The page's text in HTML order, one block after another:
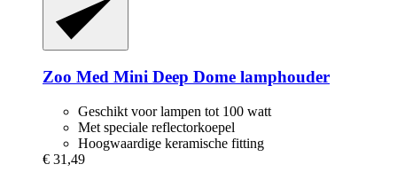
Zoo Med Mini Deep Dome lamphouder
Geschikt voor lampen tot 100 watt
Met speciale reflectorkoepel
Hoogwaardige keramische fitting
€ 31,49